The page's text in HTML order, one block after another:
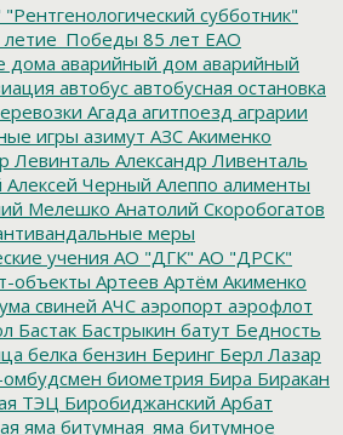
"Рентгенологический субботник"
85 лет ЕАО
дома аварийный дом аварийный
автобус автобусная остановка
Агада агитпоезд аграрии
игры азимут АЗС Акименко
Левинталь Александр Ливенталь
Алексей Черный Алеппо алименты
Мелешко Анатолий Скоробогатов
меры
учения АО "ДГК" АО "ДРСК"
объекты Артеев Артём Акименко
свиней АЧС аэропорт аэрофлот
Бастак Бастрыкин батут Бедность
белка бензин Беринг Берл Лазар
биометрия Бира Биракан
ТЭЦ Биробиджанский Арбат
яма битумная_яма битумное